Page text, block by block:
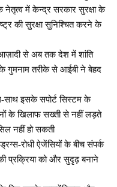
नेतृत्व में केन्द्र सरकार सुरक्षा के
की सुरक्षा सुनिश्चित करने के
से अब तक देश में शांति
गुमनाम तरीके से आईबी ने बेहद
साथ इसके सपोर्ट सिस्टम के
के खिलाफ सख्ती से नहीं लड़ते
नहीं हो सकती
रोधी ऐजेंसियों के बीच संपर्क
प्रक्रिया को और सुदृढ़ बनाने